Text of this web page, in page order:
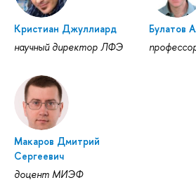
Кристиан Джуллиард
научный директор ЛФЭ
Булатов
Макаров Дмитрий
Сергеевич
доцент МИЭФ